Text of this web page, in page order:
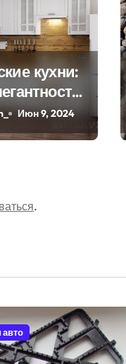
кухни:
Июн 9, 2024
.
авто